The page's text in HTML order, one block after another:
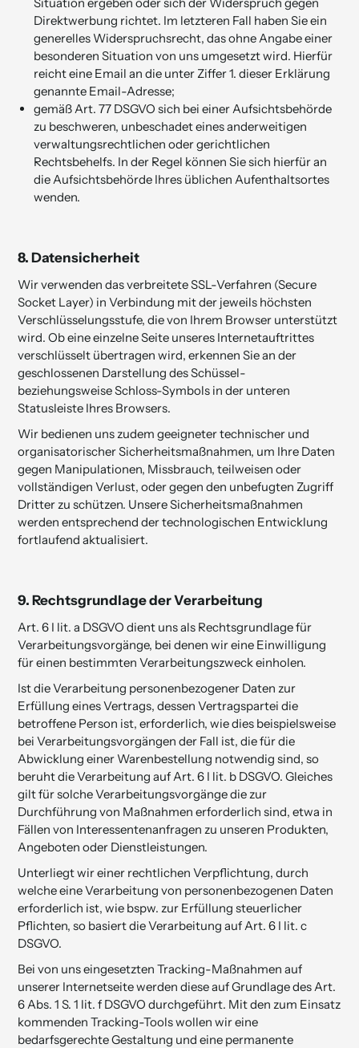
Direktwerbung richtet. Im letzteren Fall haben Sie ein
generelles Widerspruchsrecht, das ohne Angabe einer
besonderen Situation von uns umgesetzt wird. Hierfür
reicht eine Email an die unter Ziffer 1. dieser Erklärung
genannte Email-Adresse;
gemäß Art. 77 DSGVO sich bei einer Aufsichtsbehörde
zu beschweren, unbeschadet eines anderweitigen
verwaltungsrechtlichen oder gerichtlichen
Rechtsbehelfs. In der Regel können Sie sich hierfür an
die Aufsichtsbehörde Ihres üblichen Aufenthaltsortes
wenden.
8.Datensicherheit
Wir verwenden das verbreitete SSL-Verfahren (Secure
Socket Layer) in Verbindung mit der jeweils höchsten
Verschlüs­selungs­stufe, die von Ihrem Browser unterstützt
wird. Ob eine einzelne Seite unseres Internetauftrittes
verschlüsselt übertragen wird, erkennen Sie an der
geschlossenen Darstel­lung des Schüssel-
beziehungsweise Schloss-Symbols in der unteren
Statusleiste Ihres Browsers.
Wir bedienen uns zudem geeigneter technischer und
organisatorischer Sicherheitsmaßnahmen, um Ihre Daten
gegen Manipulationen, Missbrauch, teilweisen oder
vollständigen Verlust, oder gegen den unbefugten Zugriff
Dritter zu schützen. Unsere Sicherheitsmaßnahmen
werden entsprechend der technologischen Entwicklung
fortlaufend aktualisiert.
9.Rechtsgrundlage der Verarbeitung
Art. 6 I lit. a DSGVO dient uns als Rechtsgrundlage für
Verarbeitungsvorgänge, bei denen wir eine Einwilligung
für einen bestimmten Verarbeitungszweck einholen.
Ist die Verarbeitung personenbezogener Daten zur
Erfüllung eines Vertrags, dessen Vertragspartei die
betroffene Person ist, erforderlich, wie dies beispielsweise
bei Verarbeitungs­vorgängen der Fall ist, die für die
Abwicklung einer Warenbestellung notwendig sind, so
beruht die Verarbeitung auf Art. 6 I lit. b DSGVO. Gleiches
gilt für solche Verarbeitungsvorgänge die zur
Durchführung von Maßnahmen erforderlich sind, etwa in
Fällen von Interessentenanfragen zu unseren Produkten,
Angeboten oder Dienstleistungen.
Unterliegt wir einer rechtlichen Verpflichtung, durch
welche eine Verarbeitung von personenbezogenen Daten
erforderlich ist, wie bspw. zur Erfüllung steuerlicher
Pflichten, so basiert die Verarbeitung auf Art. 6 I lit. c
DSGVO.
Bei von uns eingesetzten Tracking-Maßnahmen auf
unserer Internetseite werden diese auf Grundlage des Art.
6 Abs. 1 S. 1 lit. f DSGVO durchgeführt. Mit den zum Einsatz
kommenden Tracking-Tools wollen wir eine
bedarfsgerechte Gestaltung und eine permanente